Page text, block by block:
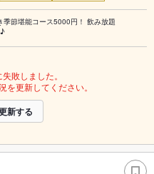
季節堪能コース5000円！ 飲み放題
敗しました。
更新してください。
新する